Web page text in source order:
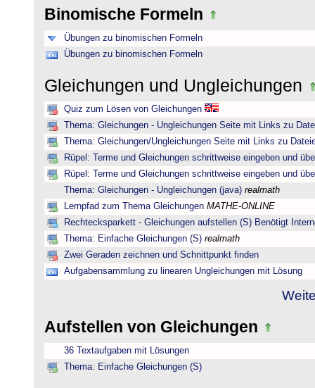
Binomische Formeln
Übungen zu binomischen Formeln
Übungen zu binomischen Formeln
Gleichungen und Ungleichungen
Quiz zum Lösen von Gleichungen
Thema: Gleichungen - Ungleichungen Seite mit Links zu
Thema: Gleichungen/Ungleichungen Seite mit Links zu
Rüpel: Terme und Gleichungen schrittweise eingeben und
Rüpel: Terme und Gleichungen schrittweise eingeben und
Thema: Gleichungen - Ungleichungen (java) realmath
Lernpfad zum Thema Gleichungen MATHE-ONLINE
Rechtecksparkett - Gleichungen aufstellen (S) Benötigt
Thema: Einfache Gleichungen (S) realmath
Zwei Geraden zeichnen und Schnittpunkt finden
Aufgabensammlung zu linearen Ungleichungen mit Lösung
Aufstellen von Gleichungen
36 Textaufgaben mit Lösungen
Thema: Einfache Gleichungen (S)